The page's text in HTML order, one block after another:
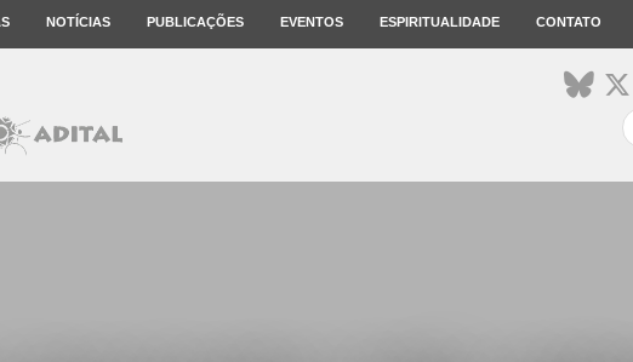
NOTÍCIAS PUBLICAÇÕES EVENTOS ESPIRITUALIDADE CONTATO